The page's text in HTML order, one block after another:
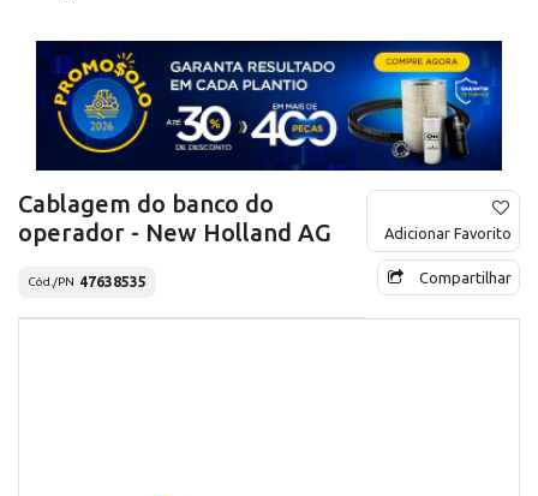
Cablagem do banco do
operador - New Holland AG
Cód./PN 47638535
Adicionar Favorito
Compartilhar